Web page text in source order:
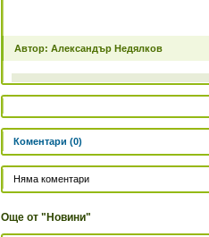
Автор: Александър Недялков
Коментари (0)
Няма коментари
Още от "Новини"